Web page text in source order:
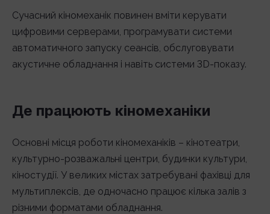
Сучасний кіномеханік повинен вміти керувати
цифровими серверами, програмувати системи
автоматичного запуску сеансів, обслуговувати
акустичне обладнання і навіть системи 3D-показу.
Де працюють кіномеханіки
Основні місця роботи кіномеханіків – кінотеатри,
культурно-розважальні центри, будинки культури,
кіностудії. У великих містах затребувані фахівці для
мультиплексів, де одночасно працює кілька залів з
різними форматами обладнання.